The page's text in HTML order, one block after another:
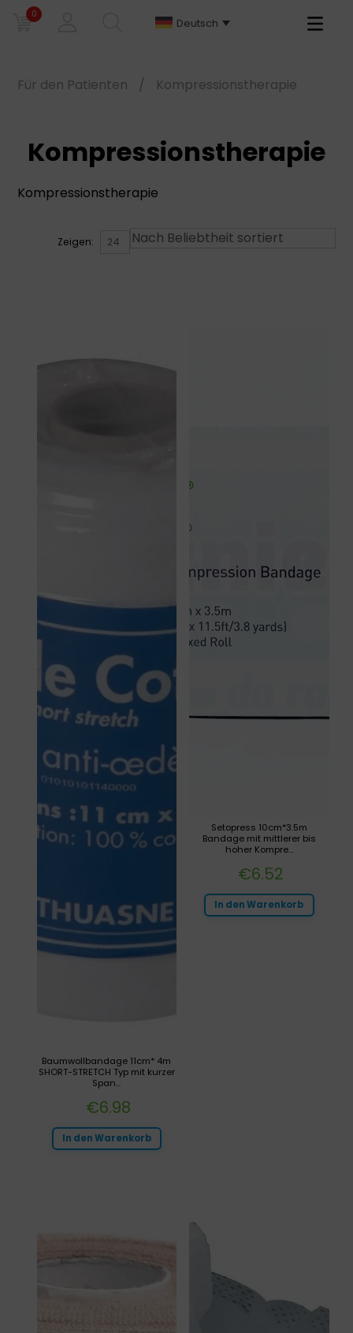
0
Deutsch
Primary
Für den Patienten / Kompressionstherapie
Kompressionstherapie
Kompressionstherapie
Zeigen:
Setopress 10cm*3.5m
Bandage mit mittlerer bis
hoher Kompre...
€6.52
In den Warenkorb
Baumwollbandage 11cm* 4m
SHORT-STRETCH Typ mit kurzer
Span...
€6.98
In den Warenkorb